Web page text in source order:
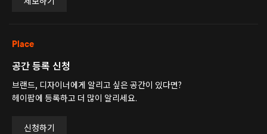
Place
공간 등록 신청
브랜드, 디자이너에게 알리고 싶은 공간이 있다면?
헤이팝에 등록하고 더 많이 알리세요.
신청하기